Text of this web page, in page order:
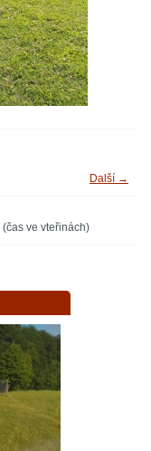
Další →
(čas ve vteřinách)